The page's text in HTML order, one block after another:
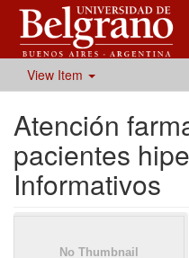
View Item
Atención
pacientes
Informativos